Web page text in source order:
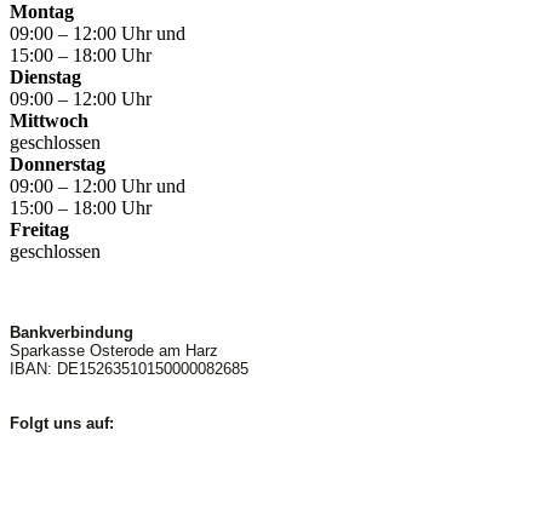
Montag
09:00 – 12:00 Uhr und
15:00 – 18:00 Uhr
Dienstag
09:00 – 12:00 Uhr
Mittwoch
geschlossen
Donnerstag
09:00 – 12:00 Uhr und
15:00 – 18:00 Uhr
Freitag
geschlossen
Bankverbindung
Sparkasse Osterode am Harz
IBAN: DE15263510150000082685
Folgt uns auf: